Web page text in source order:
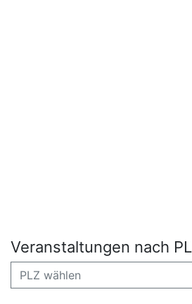
Veranstaltungen nach
PLZ wählen